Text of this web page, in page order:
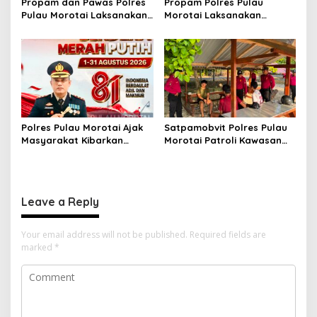
Propam dan Pawas Polres
Pulau Morotai Laksanakan
Pastikan Masyarakat
Mendapat Pelayanan
Optimal
Propam Polres Pulau
Morotai Laksanakan
Pengecekan Personel Saat
Apel Serah Terima Piket
Fungsi
Polres Pulau Morotai Ajak
Masyarakat Kibarkan
Satpamobvit Polres Pulau
Morotai Patroli Kawasan
Leave a Reply
Your email address will not be published. Required fields are
marked *